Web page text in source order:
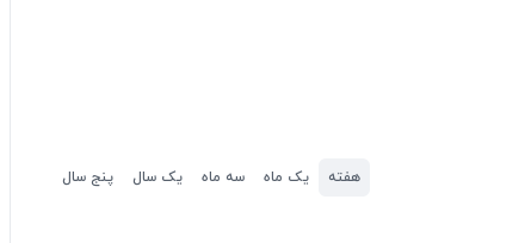
هفته یک ماه سه ماه یک سال پنج سال